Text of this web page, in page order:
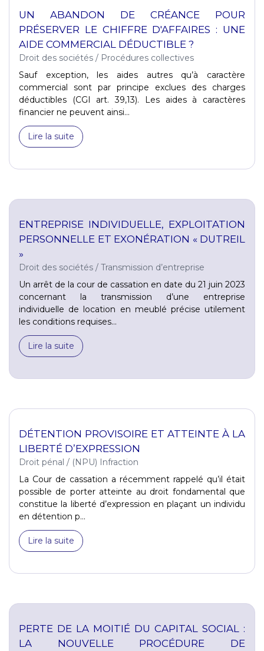
UN ABANDON DE CRÉANCE POUR
PRÉSERVER LE CHIFFRE D'AFFAIRES : UNE
AIDE COMMERCIAL DÉDUCTIBLE ?
Droit des sociétés / Procédures collectives
Sauf exception, les aides autres qu’à caractère
commercial sont par principe exclues des charges
déductibles (CGI art. 39,13). Les aides à caractères
financier ne peuvent ainsi...
Lire la suite
ENTREPRISE INDIVIDUELLE, EXPLOITATION
PERSONNELLE ET EXONÉRATION « DUTREIL
»
Droit des sociétés / Transmission d’entreprise
Un arrêt de la cour de cassation en date du 21 juin 2023
concernant la transmission d’une entreprise
individuelle de location en meublé précise utilement
les conditions requises...
Lire la suite
DÉTENTION PROVISOIRE ET ATTEINTE À LA
LIBERTÉ D’EXPRESSION
Droit pénal / (NPU) Infraction
La Cour de cassation a récemment rappelé qu’il était
possible de porter atteinte au droit fondamental que
constitue la liberté d’expression en plaçant un individu
en détention p...
Lire la suite
PERTE DE LA MOITIÉ DU CAPITAL SOCIAL :
LA NOUVELLE PROCÉDURE DE